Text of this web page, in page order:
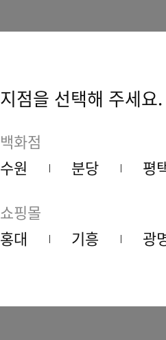
지점을 선택해 주세요.
백화점
수원
분당 평
쇼핑몰
홍대
기흥 광